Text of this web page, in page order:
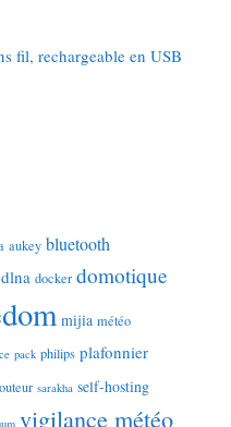
fil, rechargeable en USB
aukey bluetooth
dlna docker domotique
mijia météo
pack philips plafonnier
sarakha self-hosting
vigilance météo